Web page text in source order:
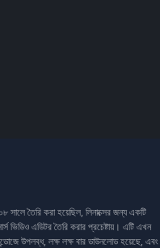
তৈরি করা হয়েছিল, লিনাক্সের জন্য একটি
এডিটর তৈরি করার প্রচেষ্টায়। এটি এখন
উপলব্ধ, লক্ষ লক্ষ বার ডাউনলোড হয়েছে, এবং